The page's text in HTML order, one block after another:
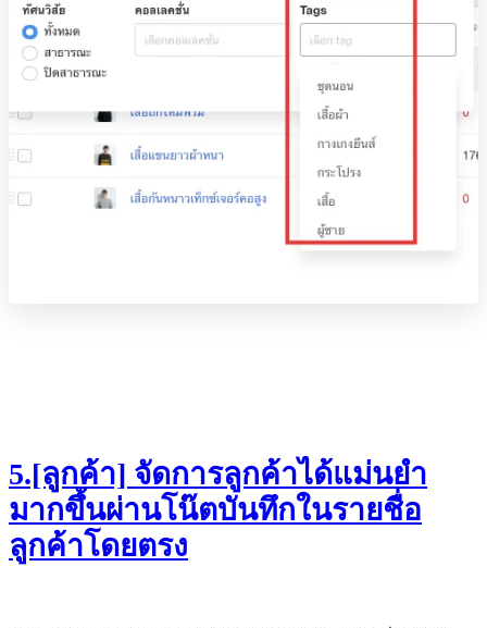
5.[ลูกค้า] จัดการลูกค้าได้แม่นยำ
มากขึ้นผ่านโน๊ตบันทึกในรายชื่อ
ลูกค้าโดยตรง